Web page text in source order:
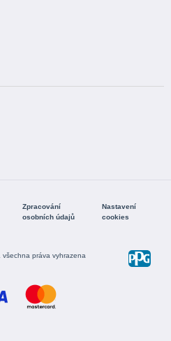
Zpracování
osobních údajů
Nastavení
cookies
všechna práva vyhrazena